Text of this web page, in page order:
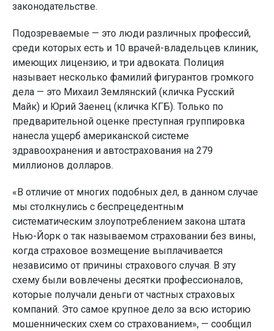
законодательстве.
Подозреваемые — это люди различных профессий,
среди которых есть и 10 врачей-владельцев клиник,
имеющих лицензию, и три адвоката. Полиция
называет несколько фамилий фигурантов громкого
дела — это Михаил Землянский (кличка Русский
Майк) и Юрий Заенец (кличка КГБ). Только по
предварительной оценке преступная группировка
нанесла ущерб американской системе
здравоохранения и автострахования на 279
миллионов долларов.
«В отличие от многих подобных дел, в данном случае
мы столкнулись с беспрецедентным
систематическим злоупотреблением закона штата
Нью-Йорк о так называемом страховании без вины,
когда страховое возмещение выплачивается
независимо от причины страхового случая. В эту
схему были вовлечены десятки профессионалов,
которые получали деньги от частных страховых
компаний. Это самое крупное дело за всю историю
мошеннических схем со страхованием», — сообщил